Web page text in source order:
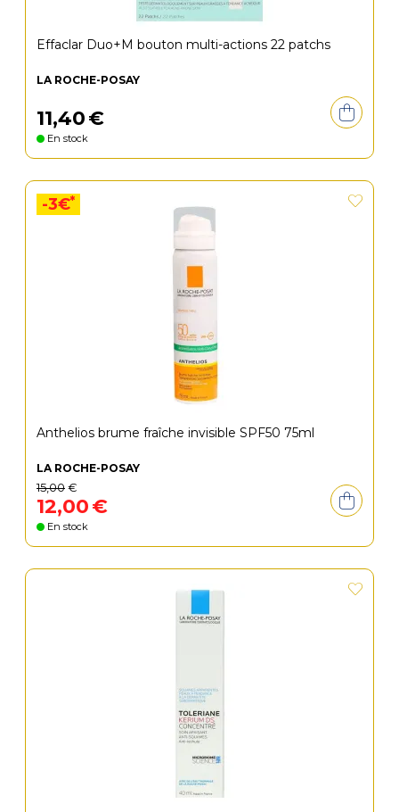
Effaclar Duo+M bouton multi-actions 22 patchs
LA ROCHE-POSAY
11,40€
En stock
-3€*
Anthelios brume fraîche invisible SPF50 75ml
LA ROCHE-POSAY
15,00€
12,00€
En stock